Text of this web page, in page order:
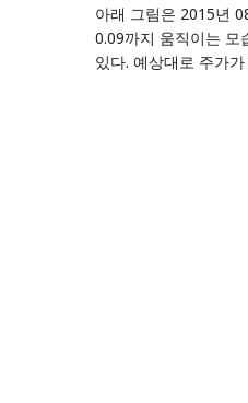
아래 그림은 2015년
0.09까지 움직이는 모
있다. 예상대로 주가